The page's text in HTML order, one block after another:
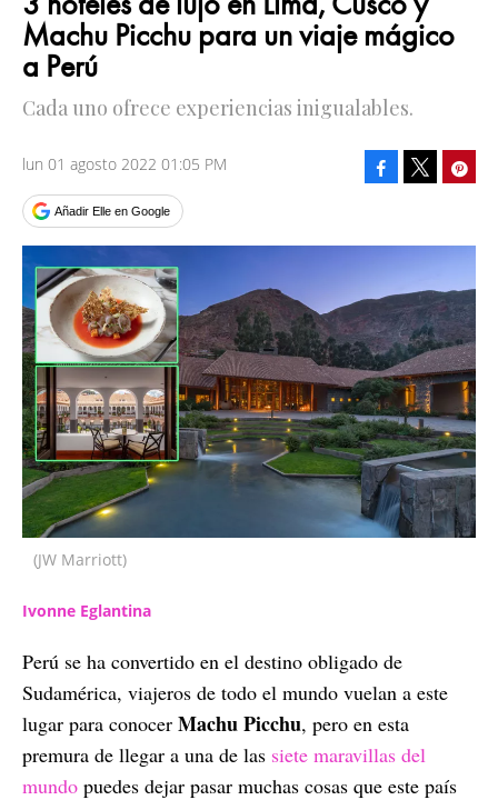
Machu Picchu para un viaje mágico
a Perú
Cada uno ofrece experiencias inigualables.
lun 01 agosto 2022 01:05 PM
Añadir Elle en Google
Facebook
(JW Marriott)
Ivonne Eglantina
Perú se ha convertido en el destino obligado de
Sudamérica, viajeros de todo el mundo vuelan a este
lugar para conocer Machu Picchu, pero en esta
premura de llegar a una de las siete maravillas del
mundo puedes dejar pasar muchas cosas que este país